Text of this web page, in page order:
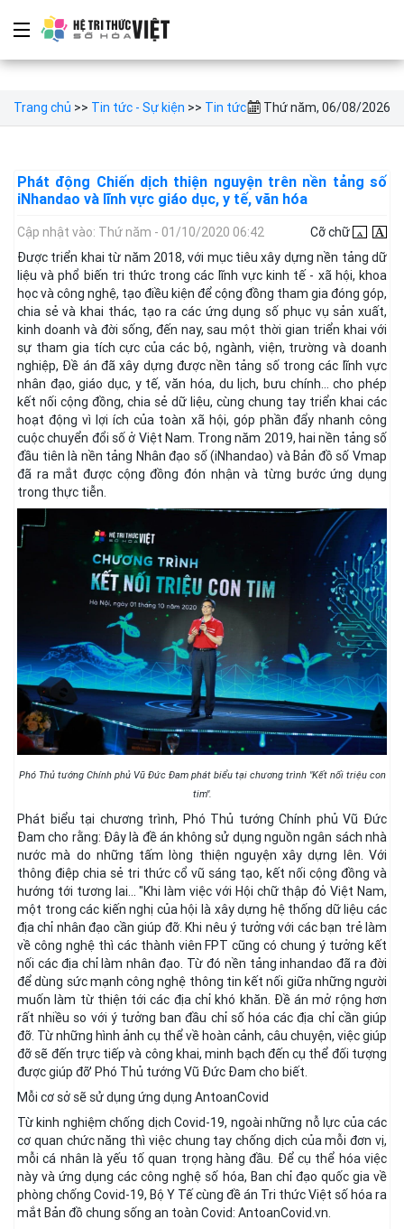
Trang chủ >> Tin tức - Sự kiện >> Tin tức Thứ năm, 06/08/2026
Phát động Chiến dịch thiện nguyện trên nền tảng số
iNhandao và lĩnh vực giáo dục, y tế, văn hóa
Cập nhật vào: Thứ năm - 01/10/2020 06:42
Cỡ chữ
Được triển khai từ năm 2018, với mục tiêu xây dựng nền tảng dữ
liệu và phổ biến tri thức trong các lĩnh vực kinh tế - xã hội, khoa
học và công nghệ, tạo điều kiện để cộng đồng tham gia đóng góp,
chia sẻ và khai thác, tạo ra các ứng dụng số phục vụ sản xuất,
kinh doanh và đời sống, đến nay, sau một thời gian triển khai với
sự tham gia tích cực của các bộ, ngành, viện, trường và doanh
nghiệp, Đề án đã xây dựng được nền tảng số trong các lĩnh vực
nhân đạo, giáo dục, y tế, văn hóa, du lịch, bưu chính… cho phép
kết nối cộng đồng, chia sẻ dữ liệu, cùng chung tay triển khai các
hoạt động vì lợi ích của toàn xã hội, góp phần đẩy nhanh công
cuộc chuyển đổi số ở Việt Nam. Trong năm 2019, hai nền tảng số
đầu tiên là nền tảng Nhân đạo số (iNhandao) và Bản đồ số Vmap
đã ra mắt được cộng đồng đón nhận và từng bước ứng dụng
trong thực tiễn.
Phó Thủ tướng Chính phủ Vũ Đức Đam phát biểu tại chương trình "Kết nối triệu con
tim".
Phát biểu tại chương trình, Phó Thủ tướng Chính phủ Vũ Đức
Đam cho rằng: Đây là đề án không sử dụng nguồn ngân sách nhà
nước mà do những tấm lòng thiện nguyện xây dựng lên. Với
thông điệp chia sẻ tri thức cổ vũ sáng tạo, kết nối cộng đồng và
hướng tới tương lai... "Khi làm việc với Hội chữ thập đỏ Việt Nam,
một trong các kiến nghị của hội là xây dựng hệ thống dữ liệu các
địa chỉ nhân đạo cần giúp đỡ. Khi nêu ý tưởng với các bạn trẻ làm
về công nghệ thì các thành viên FPT cũng có chung ý tưởng kết
nối các địa chỉ làm nhân đạo. Từ đó nền tảng inhandao đã ra đời
để dùng sức mạnh công nghệ thông tin kết nối giữa những người
muốn làm từ thiện tới các địa chỉ khó khăn. Đề án mở rộng hơn
rất nhiều so với ý tưởng ban đầu chỉ số hóa các địa chỉ cần giúp
đỡ. Từ những hình ảnh cụ thể về hoàn cảnh, câu chuyện, việc giúp
đỡ sẽ đến trực tiếp và công khai, minh bạch đến cụ thể đối tượng
được giúp đỡ' Phó Thủ tướng Vũ Đức Đam cho biết.
Mỗi cơ sở sẽ sử dụng ứng dụng AntoanCovid
Từ kinh nghiệm chống dịch Covid-19, ngoài những nỗ lực của các
cơ quan chức năng thì việc chung tay chống dịch của mỗi đơn vị,
mỗi cá nhân là yếu tố quan trọng hàng đầu. Để cụ thể hóa việc
này và ứng dụng các công nghệ số hóa, Ban chỉ đạo quốc gia về
phòng chống Covid-19, Bộ Y Tế cùng đề án Tri thức Việt số hóa ra
mắt Bản đồ chung sống an toàn Covid: AntoanCovid.vn.